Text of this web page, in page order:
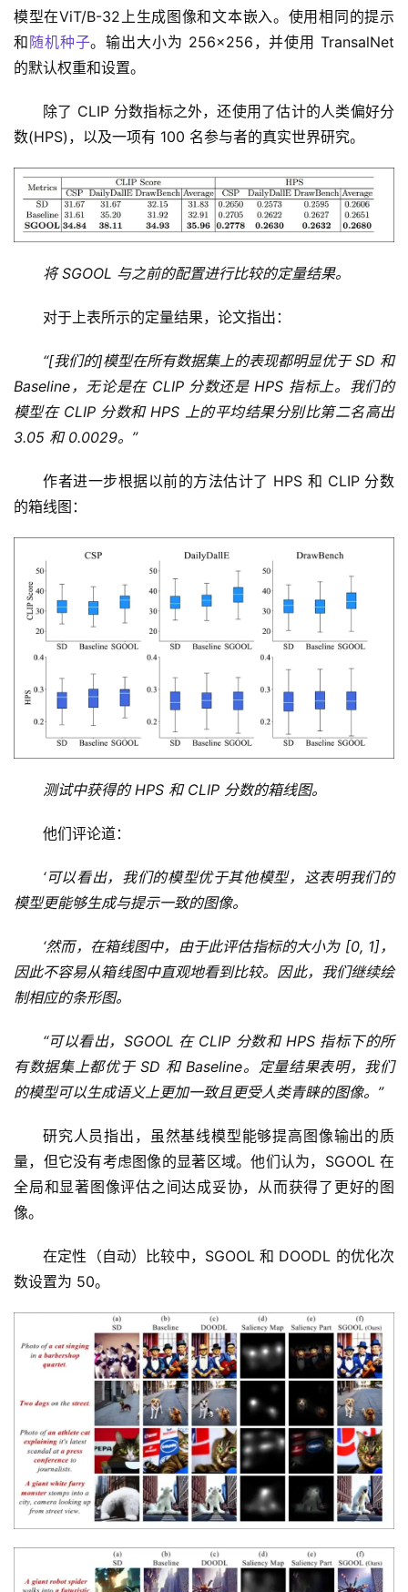
模型在ViT/B-32上生成图像和文本嵌入。使用相同的提示
和 随机种子。输出大小为 256×256，并使用 TransalNet
的默认权重和设置。
除了 CLIP 分数指标之外，还使用了估计的人类偏好分
数(HPS)，以及一项有 100 名参与者的真实世界研究。
将 SGOOL 与之前的配置进行比较的定量结果。
对于上表所示的定量结果，论文指出：
“[我们的]模型在所有数据集上的表现都明显优于 SD 和
Baseline，无论是在 CLIP 分数还是 HPS 指标上。我们的
模型在 CLIP 分数和 HPS 上的平均结果分别比第二名高出
3.05 和 0.0029。”
作者进一步根据以前的方法估计了 HPS 和 CLIP 分数
的箱线图：
测试中获得的 HPS 和 CLIP 分数的箱线图。
他们评论道：
‘可以看出，我们的模型优于其他模型，这表明我们的
模型更能够生成与提示一致的图像。
‘然而，在箱线图中，由于此评估指标的大小为 [0, 1]，
因此不容易从箱线图中直观地看到比较。因此，我们继续绘
制相应的条形图。
“可以看出，SGOOL 在 CLIP 分数和 HPS 指标下的所
有数据集上都优于 SD 和 Baseline。定量结果表明，我们
的模型可以生成语义上更加一致且更受人类青睐的图像。”
研究人员指出，虽然基线模型能够提高图像输出的质
量，但它没有考虑图像的显著区域。他们认为，SGOOL 在
全局和显著图像评估之间达成妥协，从而获得了更好的图
像。
在定性（自动）比较中，SGOOL 和 DOODL 的优化次
数设置为 50。